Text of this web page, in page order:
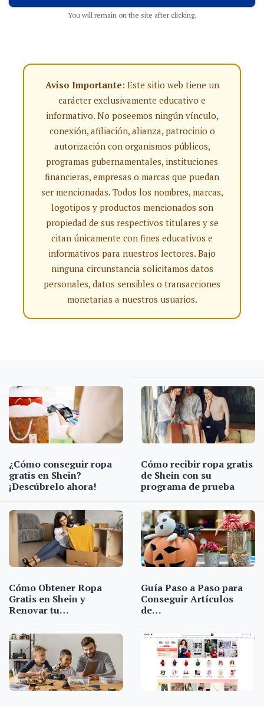
You will remain on the site after clicking.
Aviso Importante:Este sitio web tiene un
carácter exclusivamente educativo e
informativo. No poseemos ningún vínculo,
conexión, afiliación, alianza, patrocinio o
autorización con organismos públicos,
programas gubernamentales, instituciones
financieras, empresas o marcas que puedan
ser mencionadas. Todos los nombres, marcas,
logotipos y productos mencionados son
propiedad de sus respectivos titulares y se
citan únicamente con fines educativos e
informativos para nuestros lectores. Bajo
ninguna circunstancia solicitamos datos
personales, datos sensibles o transacciones
monetarias a nuestros usuarios.
¿Cómo conseguir ropa
gratis en Shein?
¡Descúbrelo ahora!
Cómo recibir ropa gratis
de Shein con su
programa de prueba
Cómo Obtener Ropa
Gratis en Shein y
Renovar tu…
Guía Paso a Paso para
Conseguir Artículos
de…